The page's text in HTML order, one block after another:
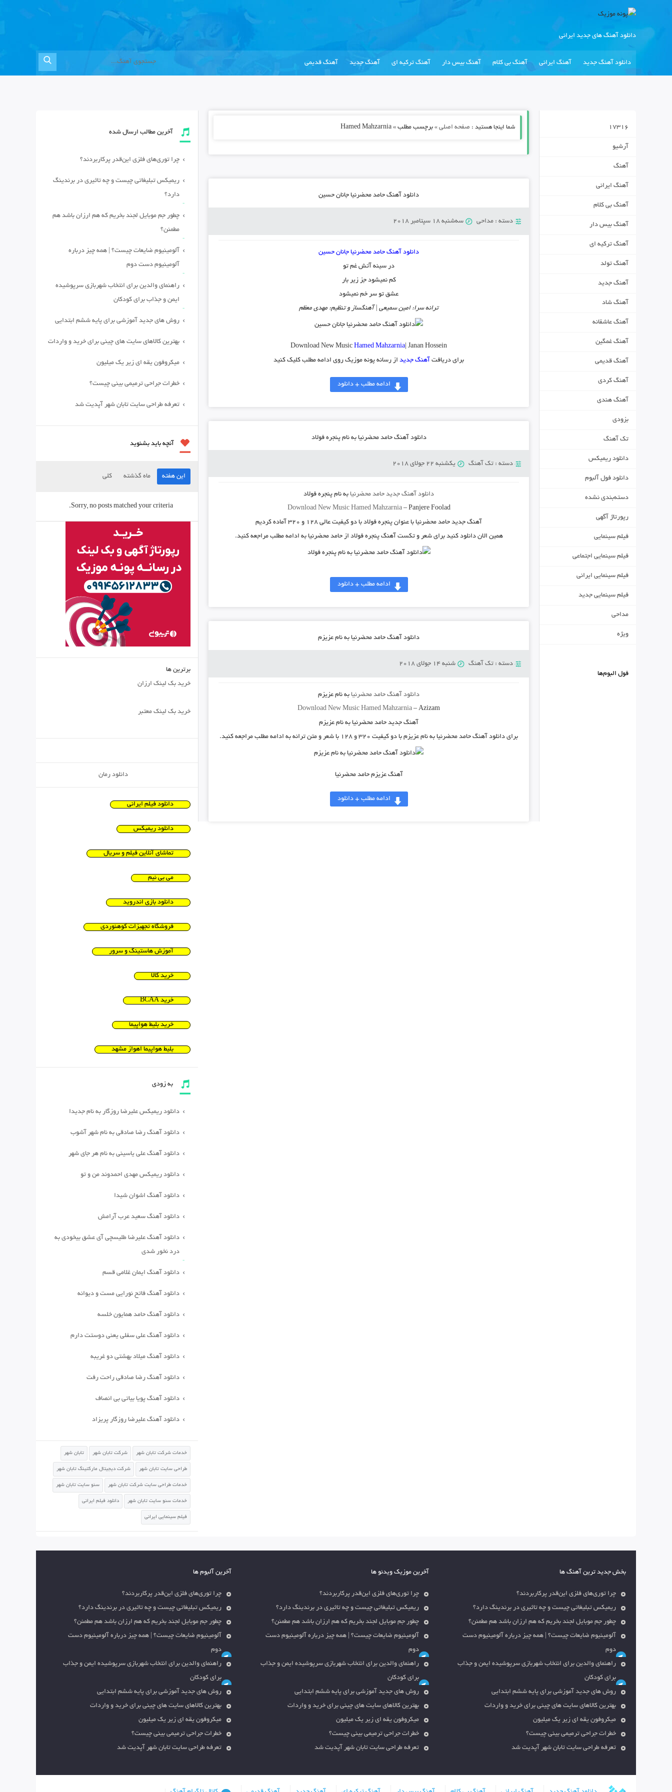
دانلود آهنگ های جدید ایرانی
دانلود آهنگ جدید آهنگ ایرانی آهنگ بی کلام آهنگ بیس دار آهنگ ترکیه ای آهنگ جدید آهنگ قدیمی
شما اینجا هستید : صفحه اصلی» برچسب مطلب » Hamed Mahzarnia
دانلود آهنگ حامد محضرنیا جانان حسین
دسته : مداحی سه‌شنبه 18 سپتامبر 2018
دانلود آهنگ حامد محضرنیا جانان حسین
در سینه آتش غم تو
کم نمیشود جز زیر بار
عشق تو سر خم نمیشود
ترانه سرا: امین سمیعی | آهنگساز و تنظیم: مهدی معظم
Download New MusicHamed Mahzarnia | Janan Hossein
برای دریافت آهنگ جدیداز رسانه پونه موزیک روی ادامه مطلب کلیک کنید
ادامه مطلب + دانلود
دانلود آهنگ حامد محضرنیا به نام پنجره فولاد
دسته : تک آهنگ یکشنبه 22 جولای 2018
دانلود آهنگ جدید حامد محضرنیا به نام پنجره فولاد
Download New Music Hamed Mahzarnia– Panjere Foolad
آهنگ جدیدحامد محضرنیابا عنوان پنجره فولادبا دو کیفیت عالی ۱۲۸ و ۳۲۰ آماده کردیم
همین الان دانلود کنید برای شعر و تکست آهنگ پنجره فولاد از حامد محضرنیا به ادامه مطلب مراجعه کنید.
ادامه مطلب + دانلود
دانلود آهنگ حامد محضرنیا به نام عزیزم
دسته : تک آهنگ شنبه 14 جولای 2018
دانلود آهنگ حامد محضرنیا به نام عزیزم
Download New Music Hamed Mahzarnia –Azizam
آهنگ جدید حامد محضرنیا به نام عزیزم
برای دانلود آهنگ حامد محضرنیابه نام عزیزمبا دو کیفیت ۳۲۰ و ۱۲۸ با شعر و متن ترانه به ادامه مطلب مراجعه کنید.
آهنگ عزیزم حامد محضرنیا
ادامه مطلب + دانلود
17316
آرشیو
آهنگ
آهنگ ایرانی
آهنگ بی کلام
آهنگ بیس دار
آهنگ ترکیه ای
آهنگ تولد
آهنگ جدید
آهنگ شاد
آهنگ عاشقانه
آهنگ غمگین
آهنگ قدیمی
آهنگ کردی
آهنگ هندی
بزودی
تک آهنگ
دانلود ریمیکس
دانلود فول آلبوم
دسته‌بندی نشده
رپورتاژ آگهی
فیلم سینمایی
فیلم سینمایی اجتماعی
فیلم سینمایی ایرانی
فیلم سینمایی جدید
مداحی
ویژه
فول البوم‌ها
آخرین مطالب ارسال شده
چرا توری‌های فلزی این‌قدر پرکاربردند؟
ریمیکس تبلیغاتی چیست و چه تاثیری در برندینگ
دارد؟
چطور جم موبایل لجند بخریم که هم ارزان باشد هم
مطمئن؟
آلومینیوم ضایعات چیست؟ | همه چیز درباره
آلومینیوم دست دوم
راهنمای والدین برای انتخاب شهربازی سرپوشیده
ایمن و جذاب برای کودکان
روش های جدید آموزشی برای پایه ششم ابتدایی
بهترین کالاهای سایت های چینی برای خرید و واردات
میکروفون یقه ای زیر یک میلیون
خطرات جراحی ترمیمی بینی چیست؟
تعرفه طراحی سایت تابان شهر آپدیت شد
آنچه باید بشنوید
این هفته ماه گذشته کلی
Sorry, no posts matched your criteria.
برترین ها
خرید بک لینک ارزان
خرید بک لینک معتبر
دانلود رمان
دانلود فیلم ایرانی
دانلود ریمیکس
تماشای آنلاین فیلم و سریال
می بی نیم
دانلود بازی اندروید
فروشگاه تجهیزات کوهنوردی
آموزش هاستینگ و سرور
خرید کالا
خرید BCAA
خرید بلیط هواپیما
بلیط هواپیما اهواز مشهد
به زودی
دانلود ریمیکس علیرضا روزگار به نام جدیدا
دانلود آهنگ رضا صادقی به نام شهر آشوب
دانلود آهنگ علی یاسینی به نام هر جای شهر
دانلود ریمیکس مهدی احمدوند من و تو
دانلود آهنگ اشوان شیدا
دانلود آهنگ سعید عرب آرامش
دانلود آهنگ علیرضا طلیسچی آی عشق بیخودی به
درد نخور شدی
دانلود آهنگ ایمان غلامی قسم
دانلود آهنگ فاتح نورایی مست و دیوانه
دانلود آهنگ حامد همایون خلسه
دانلود آهنگ علی سفلی یعنی دوستت دارم
دانلود آهنگ میلاد بهشتی دو غریبه
دانلود آهنگ رضا صادقی راحت رفت
دانلود آهنگ پویا بیاتی بی انصاف
دانلود آهنگ علیرضا روزگار پریزاد
خدمات شرکت تابان شهر شرکت تابان شهر تابان شهر
طراحی سایت تابان شهر شرکت دیجیتال مارکتینگ تابان شهر
خدمات طراحی سایت شرکت تابان شهر سئو سایت تابان شهر
خدمات سئو سایت تابان شهر دانلود فیلم ایرانی
فیلم سینمایی ایرانی
بخش جدید ترین آهنگ ها
چرا توری‌های فلزی این‌قدر پرکاربردند؟
ریمیکس تبلیغاتی چیست و چه تاثیری در برندینگ دارد؟
چطور جم موبایل لجند بخریم که هم ارزان باشد هم مطمئن؟
آلومینیوم ضایعات چیست؟ | همه چیز درباره آلومینیوم دست
دوم
راهنمای والدین برای انتخاب شهربازی سرپوشیده ایمن و جذاب
برای کودکان
روش های جدید آموزشی برای پایه ششم ابتدایی
بهترین کالاهای سایت های چینی برای خرید و واردات
میکروفون یقه ای زیر یک میلیون
خطرات جراحی ترمیمی بینی چیست؟
تعرفه طراحی سایت تابان شهر آپدیت شد
آخرین موزیک ویدئو ها
چرا توری‌های فلزی این‌قدر پرکاربردند؟
ریمیکس تبلیغاتی چیست و چه تاثیری در برندینگ دارد؟
چطور جم موبایل لجند بخریم که هم ارزان باشد هم مطمئن؟
آلومینیوم ضایعات چیست؟ | همه چیز درباره آلومینیوم دست
دوم
راهنمای والدین برای انتخاب شهربازی سرپوشیده ایمن و جذاب
برای کودکان
روش های جدید آموزشی برای پایه ششم ابتدایی
بهترین کالاهای سایت های چینی برای خرید و واردات
میکروفون یقه ای زیر یک میلیون
خطرات جراحی ترمیمی بینی چیست؟
تعرفه طراحی سایت تابان شهر آپدیت شد
آخرین آلبوم ها
چرا توری‌های فلزی این‌قدر پرکاربردند؟
ریمیکس تبلیغاتی چیست و چه تاثیری در برندینگ دارد؟
چطور جم موبایل لجند بخریم که هم ارزان باشد هم مطمئن؟
آلومینیوم ضایعات چیست؟ | همه چیز درباره آلومینیوم دست
دوم
راهنمای والدین برای انتخاب شهربازی سرپوشیده ایمن و جذاب
برای کودکان
روش های جدید آموزشی برای پایه ششم ابتدایی
بهترین کالاهای سایت های چینی برای خرید و واردات
میکروفون یقه ای زیر یک میلیون
خطرات جراحی ترمیمی بینی چیست؟
تعرفه طراحی سایت تابان شهر آپدیت شد